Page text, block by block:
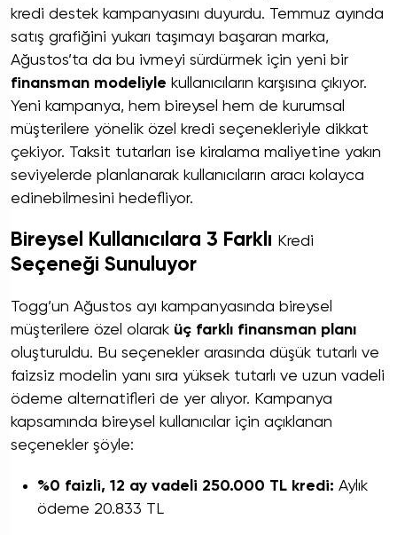
kredi destek kampanyasını duyurdu. Temmuz ayında
satış grafiğini yukarı taşımayı başaran marka,
Ağustos’ta da bu ivmeyi sürdürmek için yeni bir
finansman modeliyle kullanıcıların karşısına çıkıyor.
Yeni kampanya, hem bireysel hem de kurumsal
müşterilere yönelik özel kredi seçenekleriyle dikkat
çekiyor. Taksit tutarları ise kiralama maliyetine yakın
seviyelerde planlanarak kullanıcıların aracı kolayca
edinebilmesini hedefliyor.
Bireysel Kullanıcılara 3 Farklı Kredi
Seçeneği Sunuluyor
Togg’un Ağustos ayı kampanyasında bireysel
müşterilere özel olarak üç farklı finansman planı
oluşturuldu. Bu seçenekler arasında düşük tutarlı ve
faizsiz modelin yanı sıra yüksek tutarlı ve uzun vadeli
ödeme alternatifleri de yer alıyor. Kampanya
kapsamında bireysel kullanıcılar için açıklanan
seçenekler şöyle:
%0 faizli, 12 ay vadeli 250.000 TL kredi: Aylık
ödeme 20.833 TL